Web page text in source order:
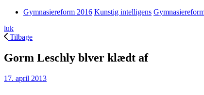
Gymnasiereform 2016 Kunstig intelligens
luk
Tilbage
Gorm Leschly blver klædt af
17. april 2013